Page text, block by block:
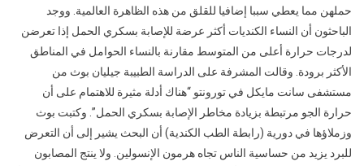
بالسكري
مع
تزايد
درجة
الحرارة
حملهن مما يعطي سببا إضافيا للقلق من هذه الظاهرة العالمية. ووجد
الباحثون أن النساء الكنديات أكثر عرضة للإصابة بسكري الحمل إذا تعرضن
لدرجات حرارة أعلى من المتوسط مقارنة بالنساء الحوامل في المناطق
الأكثر برودة. وقالت المشرفة على الدراسة الطبيبة جيليان بوث من
مستشفى سانت مايكل في تورونتو “هناك أدلة مثيرة للاهتمام على أن
حرارة الجو مرتبطة بزيادة مخاطر الإصابة بسكري الحمل”. وكتبت بوث
وزملاؤها في دورية (رابطة الطب الكندية) أن البحث يشير إلى أن التعرض
للبرد يزيد من حساسية الناس تجاه هرمون الإنسولين. ولا ينتج المصابون